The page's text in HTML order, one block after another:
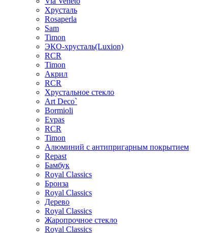
Хрусталь
Rosaperla
Sam
Timon
ЭКО-хрусталь(Luxion)
RCR
Timon
Акрил
RCR
Хрустальное стекло
Art Deco`
Bormioli
Evpas
RCR
Timon
Алюминий с антипригарным покрытием
Repast
Бамбук
Royal Classics
Бронза
Royal Classics
Дерево
Royal Classics
Жаропрочное стекло
Royal Classics